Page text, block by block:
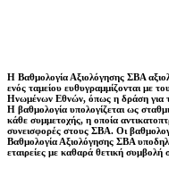
Η Βαθμολογία Αξιολόγησης ΣΒΑ
ενός ταμείου ευθυγραμμίζονται με
Ηνωμένων Εθνών, όπως η δράση για
Η βαθμολογία υπολογίζεται ως
κάθε συμμετοχής, η οποία
συνεισφορές στους ΣΒΑ. Οι
Βαθμολογία Αξιολόγησης ΣΒΑ
εταιρείες με καθαρά θετική